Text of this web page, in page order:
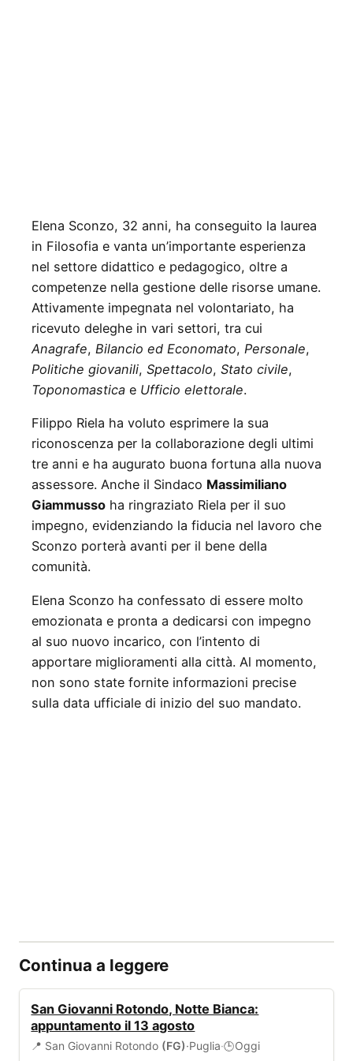
Elena Sconzo, 32 anni, ha conseguito la laurea
in Filosofia e vanta un’importante esperienza
nel settore didattico e pedagogico, oltre a
competenze nella gestione delle risorse umane.
Attivamente impegnata nel volontariato, ha
ricevuto deleghe in vari settori, tra cui
Anagrafe, Bilancio ed Economato, Personale,
Politiche giovanili, Spettacolo, Stato civile,
Toponomastica e Ufficio elettorale.
Filippo Riela ha voluto esprimere la sua
riconoscenza per la collaborazione degli ultimi
tre anni e ha augurato buona fortuna alla nuova
assessore. Anche il Sindaco Massimiliano
Giammusso ha ringraziato Riela per il suo
impegno, evidenziando la fiducia nel lavoro che
Sconzo porterà avanti per il bene della
comunità.
Elena Sconzo ha confessato di essere molto
emozionata e pronta a dedicarsi con impegno
al suo nuovo incarico, con l’intento di
apportare miglioramenti alla città. Al momento,
non sono state fornite informazioni precise
sulla data ufficiale di inizio del suo mandato.
Continua a leggere
San Giovanni Rotondo, Notte Bianca:
appuntamento il 13 agosto
📍 San Giovanni Rotondo (FG)·Puglia·🕒Oggi